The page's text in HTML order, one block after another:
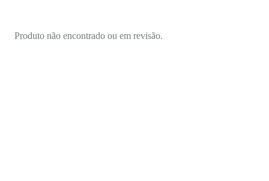
Produto não encontrado ou em revisão.